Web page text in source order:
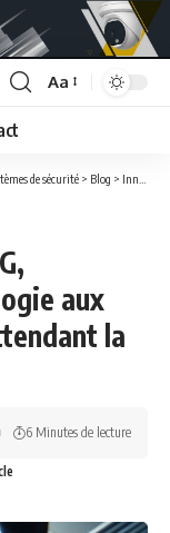
Font
Aa
de sécurité > Blog > Innovation
aux
la
6 Minutes de lecture